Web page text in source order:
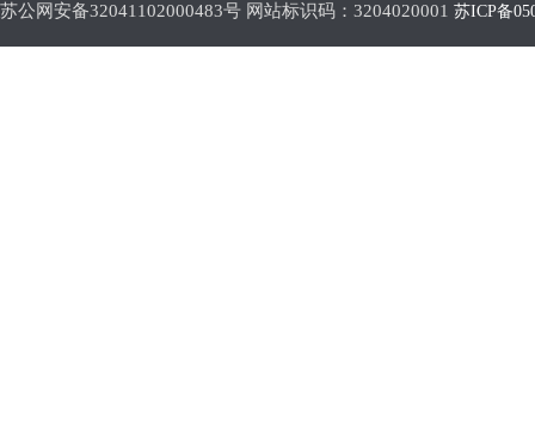
苏公网安备32041102000483号 网站标识码：3204020001 苏ICP备